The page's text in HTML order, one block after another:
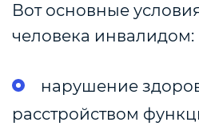
Вот основные
человека инвалидом:
нарушение
расстройством